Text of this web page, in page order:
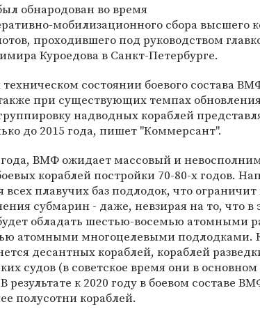
обнародован во время
мобилизационного сбора высшего
проходившего под руководством
Куроедова в Санкт-Петербурге.
состоянии боевого состава
при существующих темпах
надводных кораблей
до 2015 года, пишет "Коммерсант".
года, ВМФ ожидает массовый и
кораблей постройки 70-80-х годов.
всех плавучих баз подлодок, что
субмарин - даже, невзирая на то, что в
обладать шестью-восемью атомными
атомными многоцелевыми подлодками.
десантных кораблей, кораблей
судов (в советское время они в
результате к 2020 году в боевом составе
полусотни кораблей.